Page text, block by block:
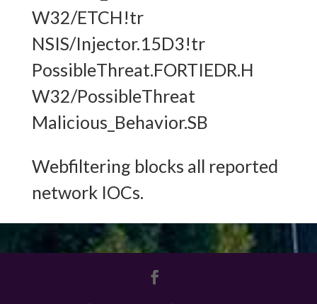
W32/ETCH!tr
NSIS/Injector.15D3!tr
PossibleThreat.FORTIEDR.H
W32/PossibleThreat
Malicious_Behavior.SB
Webfiltering blocks all reported
network IOCs.